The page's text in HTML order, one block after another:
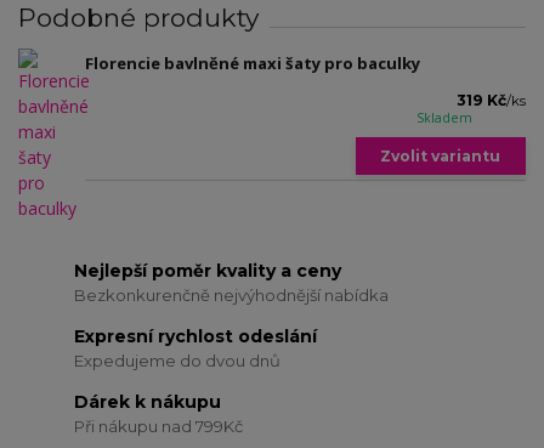
Podobné produkty
Florencie bavlněné maxi šaty pro baculky
319 Kč/ks
Skladem
Zvolit variantu
Nejlepší poměr kvality a ceny
Bezkonkurenčně nejvýhodnější nabídka
Expresní rychlost odeslání
Expedujeme do dvou dnů
Dárek k nákupu
Při nákupu nad 799Kč